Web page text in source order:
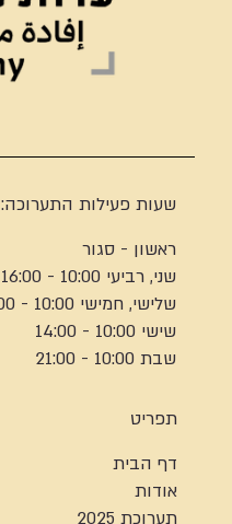
שעות פעילות התערוכה:
ראשון - סגור
שני, רביעי 10:00 - 16:00
שלישי, חמישי 10:00 - 21:00
שישי 10:00 - 14:00
שבת 10:00 - 21:00
תפריט
דף הבית
אודות
תערוכת 2025